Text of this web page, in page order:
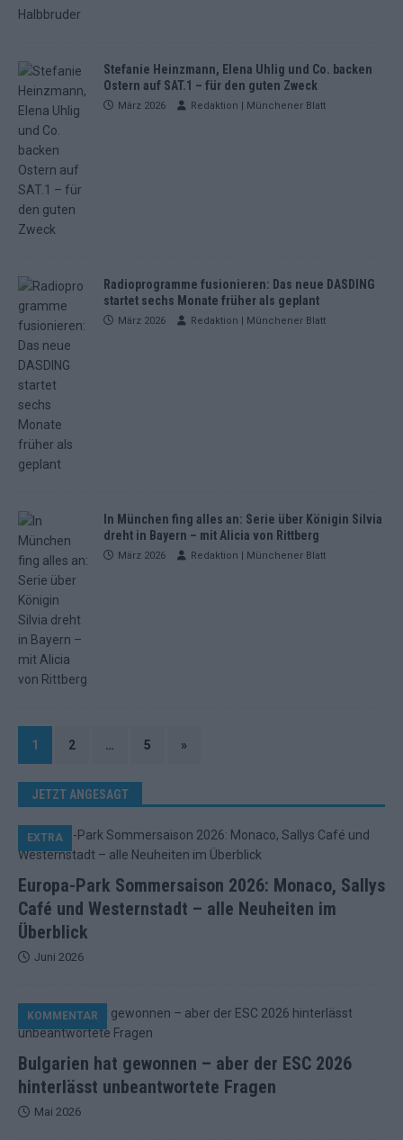
Stefanie Heinzmann, Elena Uhlig und Co. backen
Ostern auf SAT.1 – für den guten Zweck
März 2026 Redaktion | Münchener Blatt
Radioprogramme fusionieren: Das neue DASDING
startet sechs Monate früher als geplant
März 2026 Redaktion | Münchener Blatt
In München fing alles an: Serie über Königin Silvia
dreht in Bayern – mit Alicia von Rittberg
März 2026 Redaktion | Münchener Blatt
1 2 … 5 »
JETZT ANGESAGT
Europa-Park Sommersaison 2026: Monaco, Sallys
Café und Westernstadt – alle Neuheiten im
Überblick
EXTRA
Juni 2026
Bulgarien hat gewonnen – aber der ESC 2026
hinterlässt unbeantwortete Fragen
KOMMENTAR
Mai 2026